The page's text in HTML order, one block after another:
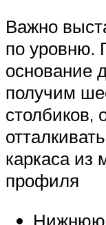
Важно
по уровню.
основание
получим
столбиков,
каркаса из
профиля
Нижнюю